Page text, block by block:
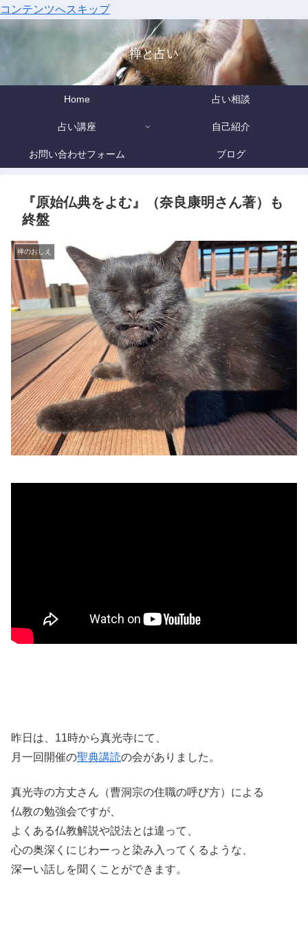
コンテンツへスキップ
禅と占い
Home 占い相談
占い講座 自己紹介
お問い合わせフォーム ブログ
『原始仏典をよむ』（奈良康明さん著）も
終盤
禅のおしえ
昨日は、11時から真光寺にて、
月一回開催の聖典講読の会がありました。
真光寺の方丈さん（曹洞宗の住職の呼び方）による
仏教の勉強会ですが、
よくある仏教解説や説法とは違って、
心の奥深くにじわーっと染み入ってくるような、
深ーい話しを聞くことができます。